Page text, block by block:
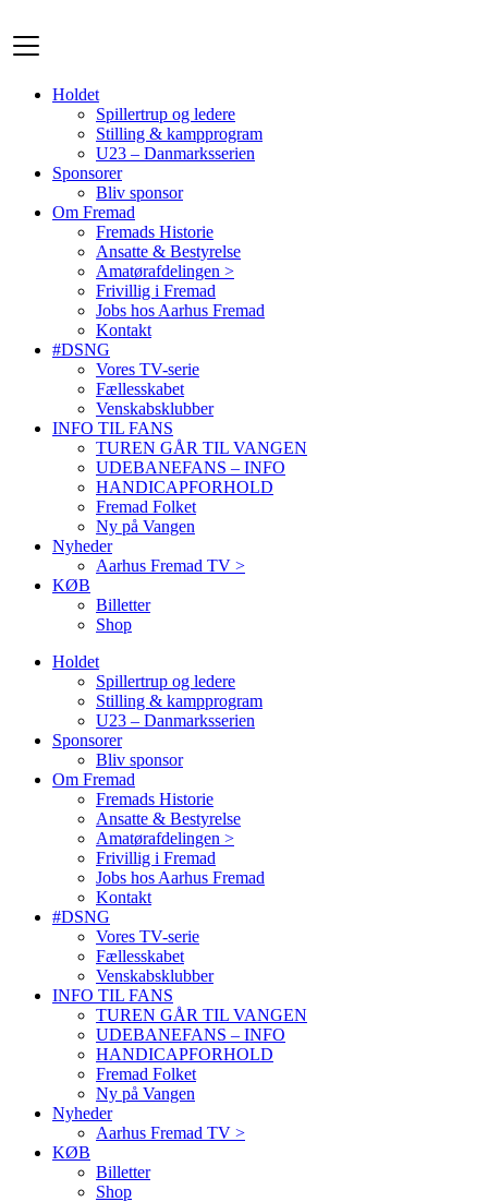
til
indhold
Holdet
Spillertrup og ledere
Stilling & kampprogram
U23 – Danmarksserien
Sponsorer
Bliv sponsor
Om Fremad
Fremads Historie
Ansatte & Bestyrelse
Amatørafdelingen >
Frivillig i Fremad
Jobs hos Aarhus Fremad
Kontakt
#DSNG
Vores TV-serie
Fællesskabet
Venskabsklubber
INFO TIL FANS
TUREN GÅR TIL VANGEN
UDEBANEFANS – INFO
HANDICAPFORHOLD
Fremad Folket
Ny på Vangen
Nyheder
Aarhus Fremad TV >
KØB
Billetter
Shop
Holdet
Spillertrup og ledere
Stilling & kampprogram
U23 – Danmarksserien
Sponsorer
Bliv sponsor
Om Fremad
Fremads Historie
Ansatte & Bestyrelse
Amatørafdelingen >
Frivillig i Fremad
Jobs hos Aarhus Fremad
Kontakt
#DSNG
Vores TV-serie
Fællesskabet
Venskabsklubber
INFO TIL FANS
TUREN GÅR TIL VANGEN
UDEBANEFANS – INFO
HANDICAPFORHOLD
Fremad Folket
Ny på Vangen
Nyheder
Aarhus Fremad TV >
KØB
Billetter
Shop